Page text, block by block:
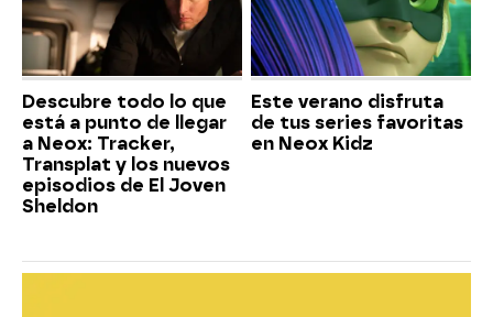
Descubre todo lo que
está a punto de llegar
a Neox: Tracker,
Transplat y los nuevos
episodios de El Joven
Sheldon
Este verano disfruta
de tus series favoritas
en Neox Kidz